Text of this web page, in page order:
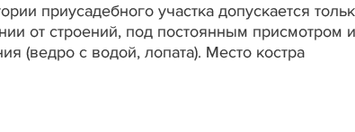
приусадебного участка допускается
от строений, под постоянным присмотром и
(ведро с водой, лопата). Место костра